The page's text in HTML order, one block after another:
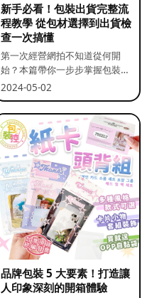
新手必看！包裝出貨完整流
程教學 從包材選擇到出貨檢
查一次搞懂
第一次經營網拍不知道從何開
始？本篇帶你一步步掌握包裝流
程與出貨前檢查重點。
2024-05-02
品牌包裝 5 大要素！打造讓
人印象深刻的開箱體驗